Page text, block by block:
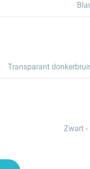
Transparant
Zwart -